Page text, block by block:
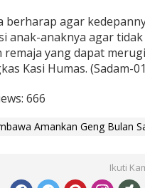
berharap agar
anak-anaknya agar
remaja yang dapat
Kasi Humas. (Sadam-
666
Amankan Geng Bulan
Ikuti